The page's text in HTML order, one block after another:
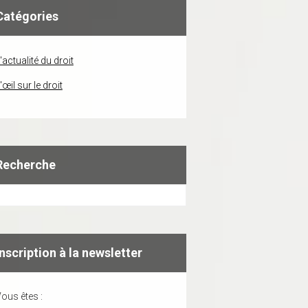
L'actualité du droit
L'œil sur le droit
à la newsletter
êtes :